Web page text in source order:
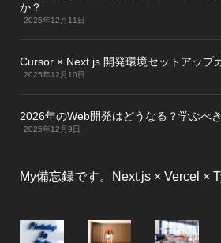
か？
2025年12月11日
Cursor × Next.js 開発環境セットアップ
2025年12月10日
2026年のWeb開発はどうなる？学ぶべ
2025年12月9日
My備忘録です。Next.js × Vercel ×